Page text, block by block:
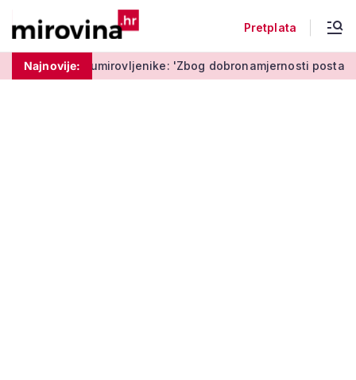
Pretplata
Najnovije:'Zbog dobronamjernosti postaju meta prijevare'